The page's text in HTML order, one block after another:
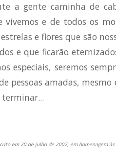
a gente caminha de
e de todos os
e flores que são
e que ficarão
especiais, seremos
pessoas amadas,
em 20 de julho de 2007, em homenagem